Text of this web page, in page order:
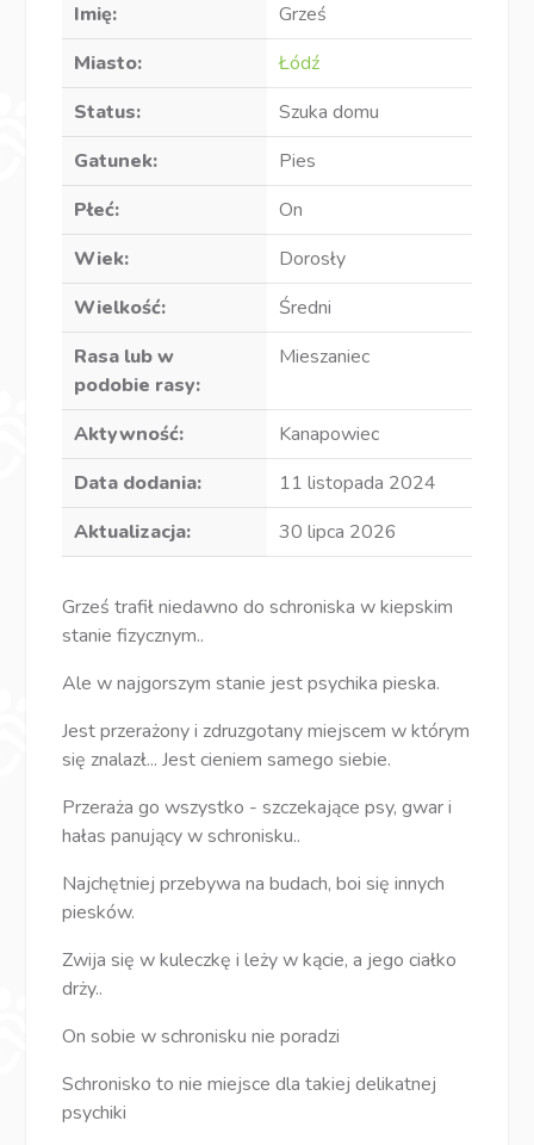
Imię:
Grześ
Miasto:
Łódź
Status:
Szuka domu
Gatunek:
Pies
Płeć:
On
Wiek:
Dorosły
Wielkość:
Średni
Rasa lub w
podobie rasy:
Mieszaniec
Aktywność:
Kanapowiec
Data dodania:
11 listopada 2024
Aktualizacja:
30 lipca 2026
Grześ trafił niedawno do schroniska w kiepskim
stanie fizycznym..
Ale w najgorszym stanie jest psychika pieska.
Jest przerażony i zdruzgotany miejscem w którym
się znalazł... Jest cieniem samego siebie.
Przeraża go wszystko - szczekające psy, gwar i
hałas panujący w schronisku..
Najchętniej przebywa na budach, boi się innych
piesków.
Zwija się w kuleczkę i leży w kącie, a jego ciałko
drży..
On sobie w schronisku nie poradzi
Schronisko to nie miejsce dla takiej delikatnej
psychiki